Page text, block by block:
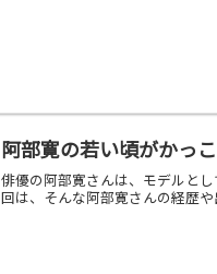
阿部寛の若い頃がかっ
俳優の阿部寛さんは、モデルと
回は、そんな阿部寛さんの経歴